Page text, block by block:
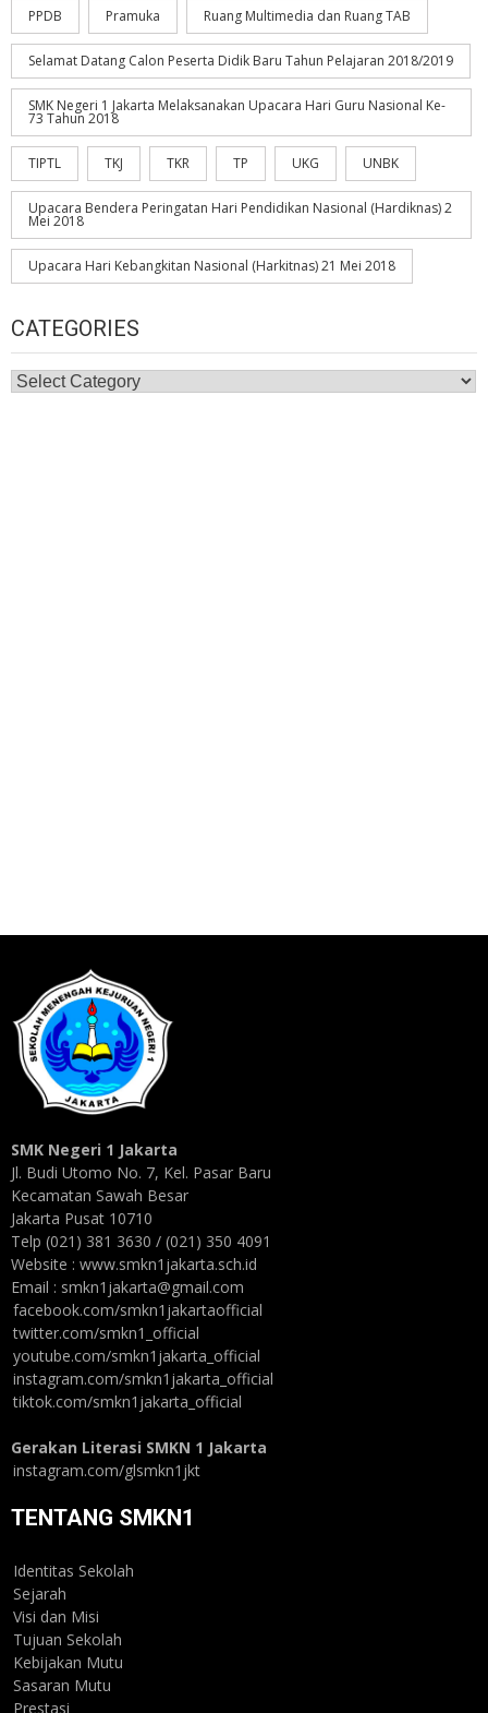
PPDB Pramuka Ruang Multimedia dan Ruang TAB
Selamat Datang Calon Peserta Didik Baru Tahun Pelajaran 2018/2019
SMK Negeri 1 Jakarta Melaksanakan Upacara Hari Guru Nasional Ke-
73 Tahun 2018
TIPTL TKJ TKR TP UKG UNBK
Upacara Bendera Peringatan Hari Pendidikan Nasional (Hardiknas) 2
Mei 2018
Upacara Hari Kebangkitan Nasional (Harkitnas) 21 Mei 2018
CATEGORIES
Categories
SMK Negeri 1 Jakarta
Jl. Budi Utomo No. 7, Kel. Pasar Baru
Kecamatan Sawah Besar
Jakarta Pusat 10710
Telp (021) 381 3630 / (021) 350 4091
Website : www.smkn1jakarta.sch.id
Email : smkn1jakarta@gmail.com
facebook.com/smkn1jakartaofficial
twitter.com/smkn1_official
youtube.com/smkn1jakarta_official
instagram.com/smkn1jakarta_official
tiktok.com/smkn1jakarta_official
Gerakan Literasi SMKN 1 Jakarta
instagram.com/glsmkn1jkt
TENTANG SMKN1
Identitas Sekolah
Sejarah
Visi dan Misi
Tujuan Sekolah
Kebijakan Mutu
Sasaran Mutu
Prestasi